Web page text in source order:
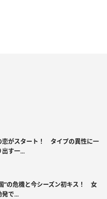
恋がスタート！ タイプの異性に一
す一...
”の危機と今シーズン初キス！ 女
で...